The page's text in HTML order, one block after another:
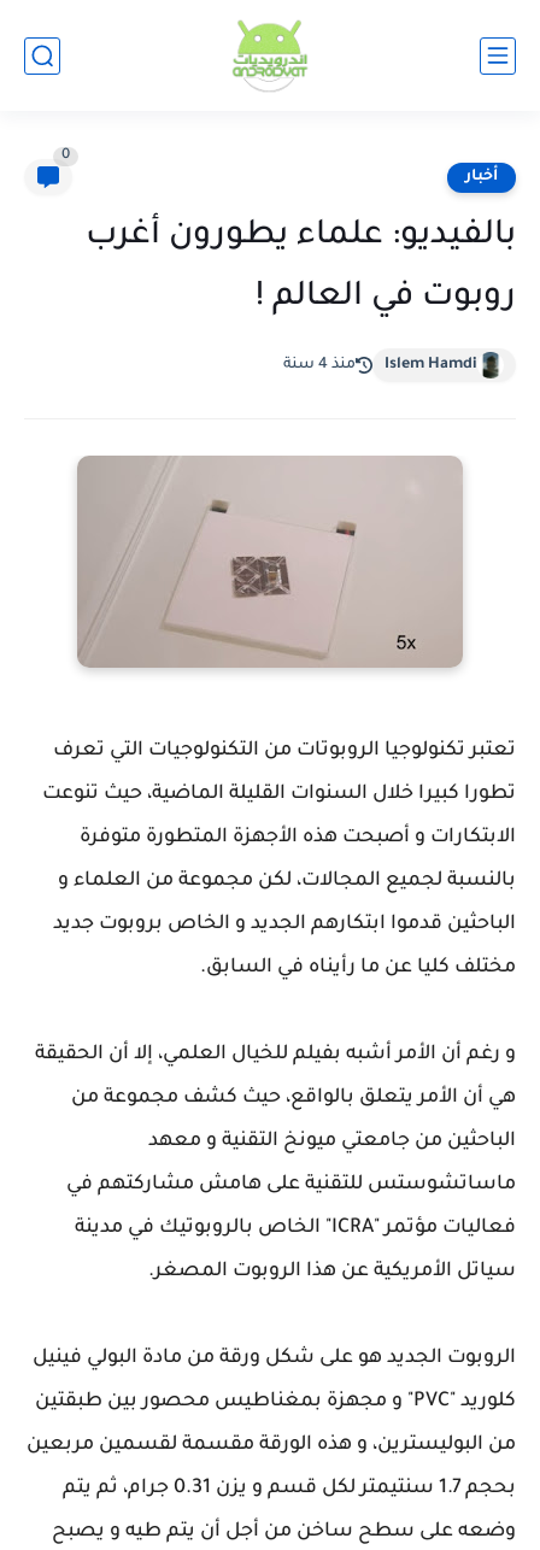
أخبار
0
بالفيديو: علماء يطورون أغرب
روبوت في العالم !
Islem Hamdi منذ 4 سنة
تعتبر تكنولوجيا الروبوتات من التكنولوجيات التي تعرف
تطورا كبيرا خلال السنوات القليلة الماضية، حيث تنوعت
الابتكارات و أصبحت هذه الأجهزة المتطورة متوفرة
بالنسبة لجميع المجالات، لكن مجموعة من العلماء و
الباحثين قدموا ابتكارهم الجديد و الخاص بروبوت جديد
مختلف كليا عن ما رأيناه في السابق.
و رغم أن الأمر أشبه بفيلم للخيال العلمي، إلا أن الحقيقة
هي أن الأمر يتعلق بالواقع، حيث كشف مجموعة من
الباحثين من جامعتي ميونخ التقنية و معهد
ماساتشوستس للتقنية على هامش مشاركتهم في
فعاليات مؤتمر "ICRA" الخاص بالروبوتيك في مدينة
سياتل الأمريكية عن هذا الروبوت المصغر.
الروبوت الجديد هو على شكل ورقة من مادة البولي فينيل
كلوريد "PVC" و مجهزة بمغناطيس محصور بين طبقتين
من البوليسترين، و هذه الورقة مقسمة لقسمين مربعين
بحجم 1.7 سنتيمتر لكل قسم و يزن 0.31 جرام، ثم يتم
وضعه على سطح ساخن من أجل أن يتم طيه و يصبح